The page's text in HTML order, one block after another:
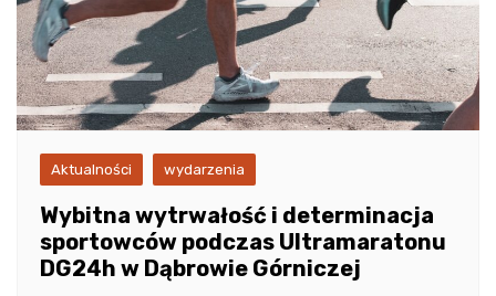
Aktualności wydarzenia
Wybitna wytrwałość i determinacja
sportowców podczas Ultramaratonu
DG24h w Dąbrowie Górniczej